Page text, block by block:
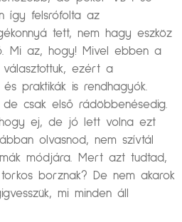
így felsrófolta az
tett, nem hagy eszköz
Mi az, hogy! Mivel ebben a
ezért a
praktikák is rendhagyók.
de csak első rádöbbenésedig.
ej, de jó lett volna ezt
olvasnod, nem szívtál
módjára. Mert azt tudtad,
borznak? De nem akarok
mi minden áll